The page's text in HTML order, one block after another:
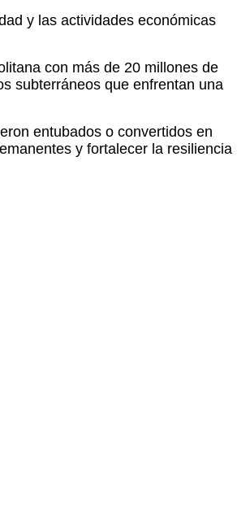
y las actividades económicas
con más de 20 millones de
subterráneos que enfrentan una
entubados o convertidos en
y fortalecer la resiliencia